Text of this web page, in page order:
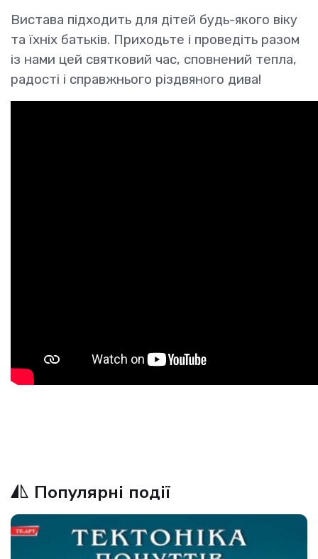
Вистава підходить для дітей будь-якого віку
та їхніх батьків. Приходьте і проведіть разом
із нами цей святковий час, сповнений тепла,
радості і справжнього різдвяного дива!
Популярні події